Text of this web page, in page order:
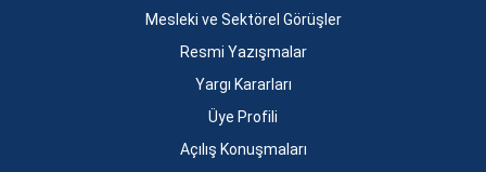
Mesleki ve Sektörel Görüşler
Resmi Yazışmalar
Yargı Kararları
Üye Profili
Açılış Konuşmaları